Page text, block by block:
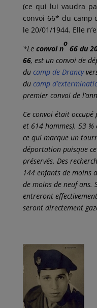
(ce qui lui vaudra
convoi 66* du camp
le 20/01/1944. Elle
*Le convoi n
o
66 du
66, est un convoi de
du camp de Drancy
du camp
premier convoi de
Ce convoi était
et 614 hommes). 53
ce qui marque un
déportation puisque
préservés. Des
144 enfants de moins
de moins de neuf ans.
entreront
seront directement